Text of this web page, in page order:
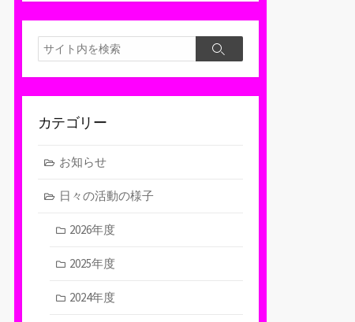
検
索
検
カテゴリー
お知らせ
日々の活動の様子
2026年度
2025年度
2024年度